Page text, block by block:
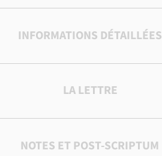
INFORMATIONS DÉTAILLÉES
LA LETTRE
NOTES ET POST-SCRIPTUM